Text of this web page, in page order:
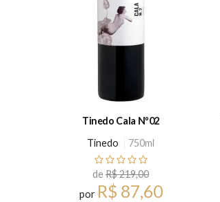
Tinedo Cala Nº02
Tinedo
750ml
deR$ 219,00
por R$ 87,60